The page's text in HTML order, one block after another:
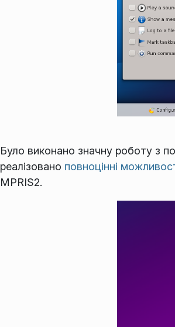
Було виконано значну роботу з
реалізовано повноцінні
MPRIS2.